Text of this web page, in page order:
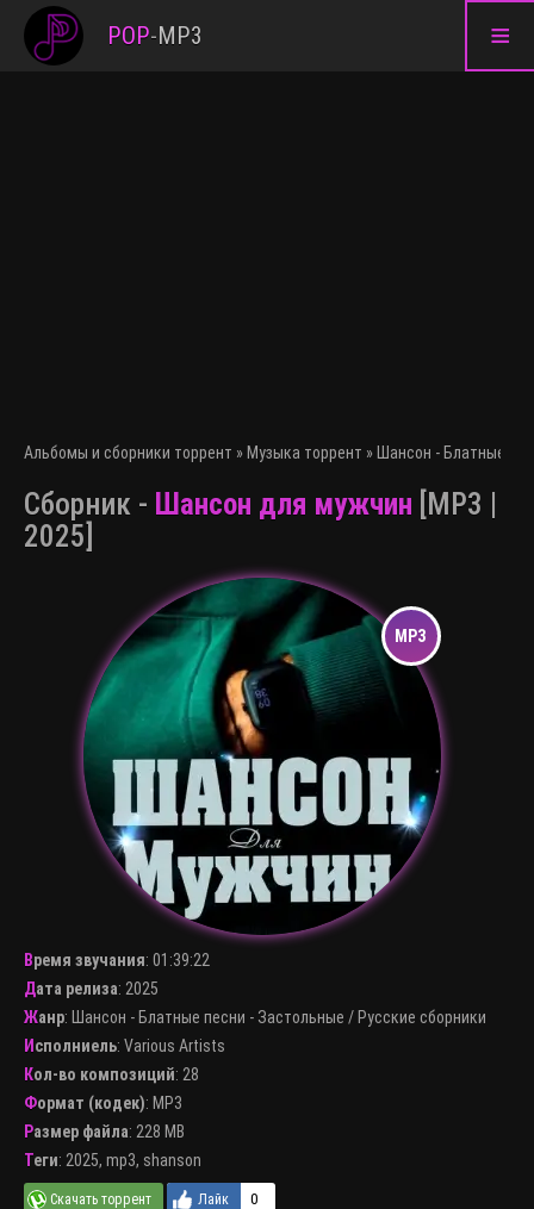
≡
POP-MP3
Альбомы и сборники торрент » Музыка торрент » Шансон - Блатные
Сборник - Шансон для мужчин [MP3 |
2025]
Время звучания: 01:39:22
Дата релиза: 2025
Жанр: Шансон - Блатные песни - Застольные / Русские сборники
Исполниель: Various Artists
Кол-во композиций: 28
Формат (кодек): MP3
Размер файла: 228 MB
Теги: 2025, mp3, shanson
0